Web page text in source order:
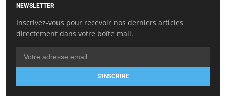
NEWSLETTER
Inscrivez-vous pour recevoir nos derniers articles
directement dans votre boîte mail.
S'INSCRIRE